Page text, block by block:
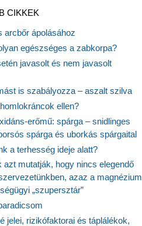
CIKKEK
arcbőr ápolásához
egészséges a zabkorpa?
javasolt és nem javasolt
is szabályozza – aszalt szilva
ellen?
erőmű: spárga – snidlinges
spárga és uborkás spárgaital
a terhesség ideje alatt?
azt mutatják, hogy nincs elegendő
azaz a magnézium
„szupersztár”
jelei, rizikófaktorai és táplálékok,